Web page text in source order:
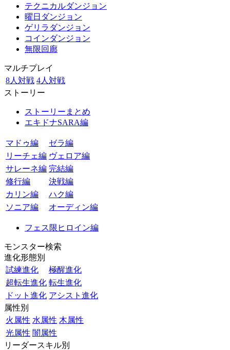
テクニカルダンジョン
曜日ダンジョン
ゲリラダンジョン
コインダンジョン
無限回廊
マルチプレイ
8人対戦 4人対戦
ストーリー
ストーリーまとめ
エキドナSARA編
マドゥ編
ゼラ編
リーチェ編 ヴェロア編
サレーネ編 完結編
修行編
決戦編
カリン編
ハク編
ソニア編
オーディン編
フェス限ヒロイン編
モンスター検索
進化形態別
試練進化
極醒進化
超転生進化 転生進化
ドット進化 アシスト進化
属性別
火属性 水属性 木属性
光属性 闇属性
リーダースキル別